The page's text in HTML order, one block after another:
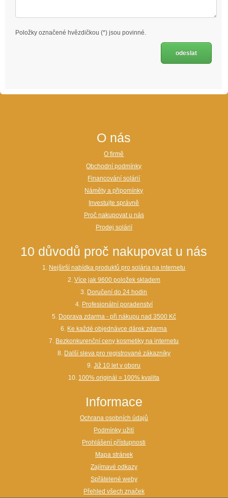
Položky označené hvězdičkou (*) jsou povinné.
O nás
O firmě
Obchodní podmínky
Financování solárií
Náměty a připomínky
Investujte správně
Proč nakupovat u nás
Prodej solárií
10 důvodů proč nakupovat u nás
1. Nejširší nabídka produktů pro solária na internetu
2. Více jak 9600 položek skladem
3. Doručení do 24 hodin
4. Profesionální poradenství
5. Doprava zdarma - při nákupu nad 3500 Kč
6. Ke každé objednávce dárek zdarma
7. Bezkonkurenční ceny kosmetiky na internetu
8. Další sleva pro registrované zákazníky
9.Již 10 let v oboru
10. 100% originál = 100% kvalita
Informace
Ochrana osobních údajů
Podmínky užití
Prohlášení přístupnosti
Mapa stránek
Zajímavé odkazy
Spřátelené weby
Přehled všech značek